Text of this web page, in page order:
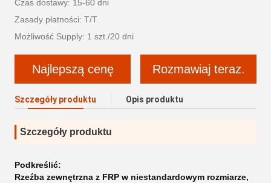
Czas dostawy: 15-60 dni
Zasady płatności: T/T
Możliwość Supply: 1 szt./20 dni
Najlepszą cenę Rozmawiaj teraz.
Szczegóły produktu Opis produktu
Szczegóły produktu
Podkreślić:
Rzeźba zewnętrzna z FRP w niestandardowym rozmiarze,